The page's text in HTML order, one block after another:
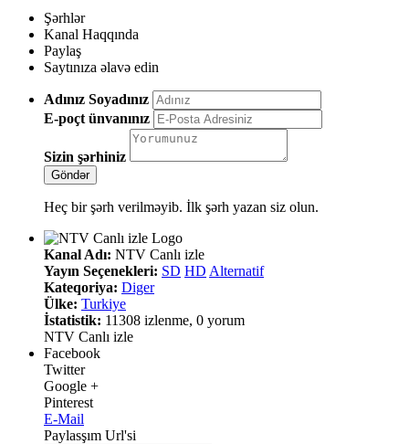
Şərhlər
Kanal Haqqında
Paylaş
Saytınıza əlavə edin
Adınız Soyadınız
E-poçt ünvanınız
Sizin şərhiniz
Heç bir şərh verilməyib. İlk şərh yazan siz olun.
Kanal Adı: NTV Canlı izle
Yayın Seçenekleri: SD HD Alternatif
Kateqoriya: Diger
Ülke: Turkiye
İstatistik: 11308 izlenme, 0 yorum
NTV Canlı izle
Facebook
Twitter
Google +
Pinterest
E-Mail
Paylasşım Url'si